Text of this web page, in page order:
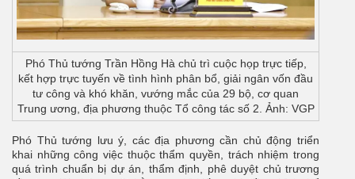
Phó Thủ tướng Trần Hồng Hà chủ trì cuộc họp trực tiếp,
kết hợp trực tuyến về tình hình phân bổ, giải ngân vốn đầu
tư công và khó khăn, vướng mắc của 29 bộ, cơ quan
Trung ương, địa phương thuộc Tổ công tác số 2. Ảnh: VGP
Phó Thủ tướng lưu ý, các địa phương cần chủ động triển
khai những công việc thuộc thẩm quyền, trách nhiệm trong
quá trình chuẩn bị dự án, thẩm định, phê duyệt chủ trương